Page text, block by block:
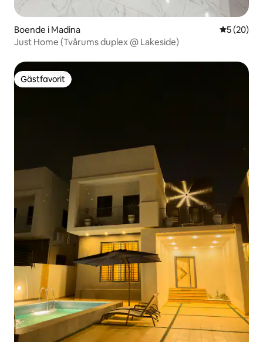
Boende i Madina 5 av 5 i
5 (20)
Just Home (Tvårums duplex @ Lakeside)
Gästfavorit
Gästfavorit